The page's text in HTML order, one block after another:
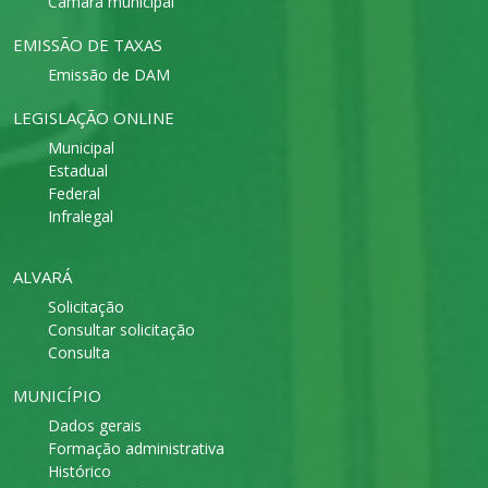
EMISSÃO DE TAXAS
Emissão de DAM
LEGISLAÇÃO ONLINE
Municipal
Estadual
Federal
Infralegal
ALVARÁ
Solicitação
Consultar solicitação
Consulta
MUNICÍPIO
Dados gerais
Formação administrativa
Histórico